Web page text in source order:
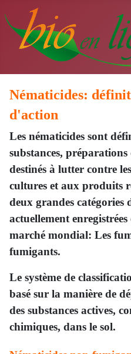
Nématicides:
d'action
Les nématicides sont
substances,
destinés à lutter contre
cultures et aux produits
deux grandes catégories
actuellement
marché mondial: Les
fumigants.
Le système de
basé sur la manière de
des substances actives,
chimiques, dans le sol.